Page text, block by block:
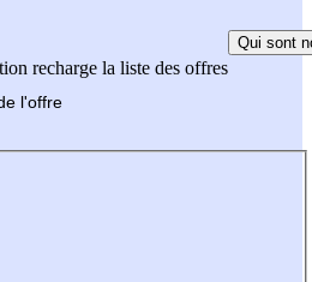
recharge la liste des offres
Qui sont
l'offre